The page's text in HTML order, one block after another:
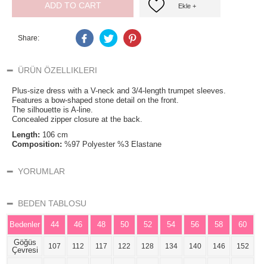
ADD TO CART Ekle +
Share:
ÜRÜN ÖZELLIKLERI
Plus-size dress with a V-neck and 3/4-length trumpet sleeves.
Features a bow-shaped stone detail on the front.
The silhouette is A-line.
Concealed zipper closure at the back.
Length: 106 cm
Composition: %97 Polyester %3 Elastane
YORUMLAR
BEDEN TABLOSU
Bedenler 44 46 48 50 52 54 56 58
60
Göğüs
Çevresi
107 112 117 122 128 134 140 146 152